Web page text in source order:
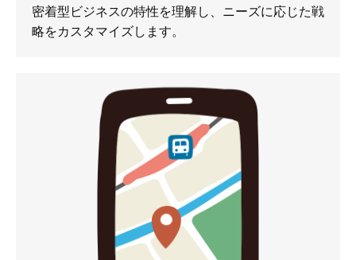
密着型ビジネスの特性を理解し、ニーズに応じた戦
略をカスタマイズします。